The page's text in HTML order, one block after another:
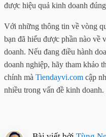
được hiệu quả kinh doanh
Với những thông tin về vòng
bạn đã hiểu được phần nào
doanh. Nếu đang điều hành
doanh nghiệp, hãy tham khảo
chính mà Tiendayvi.com cập
nhiều trong vấn đề kinh doanh.